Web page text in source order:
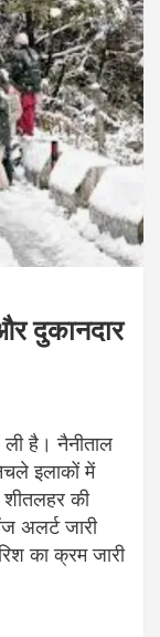
दुकानदार
है। नैनीताल
इलाकों में
शीतलहर की
अलर्ट जारी
का क्रम जारी